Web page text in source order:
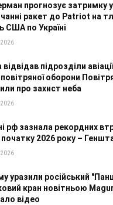
прогнозує затримку у
ракет до Patriot на
США по Україні
підрозділи
оборони
про захист неба
рф зазнала рекордних
початку 2026 року –
уразили російський
кран новітньою
відео